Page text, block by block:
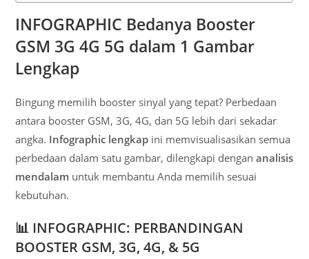
INFOGRAPHIC Bedanya Booster
GSM 3G 4G 5G dalam 1 Gambar
Lengkap
Bingung memilih booster sinyal yang tepat? Perbedaan
antara booster GSM, 3G, 4G, dan 5G lebih dari sekadar
angka. Infographic lengkap ini memvisualisasikan semua
perbedaan dalam satu gambar, dilengkapi dengananalisis
mendalam untuk membantu Anda memilih sesuai
kebutuhan.
📊 INFOGRAPHIC: PERBANDINGAN
BOOSTER GSM, 3G, 4G, & 5G